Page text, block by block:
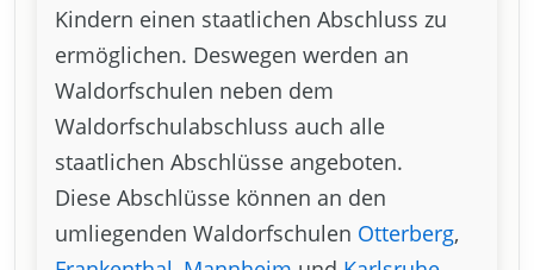
Kindern einen staatlichen Abschluss zu
ermöglichen. Deswegen werden an
Waldorfschulen neben dem
Waldorfschulabschluss auch alle
staatlichen Abschlüsse angeboten.
Diese Abschlüsse können an den
umliegenden Waldorfschulen Otterberg,